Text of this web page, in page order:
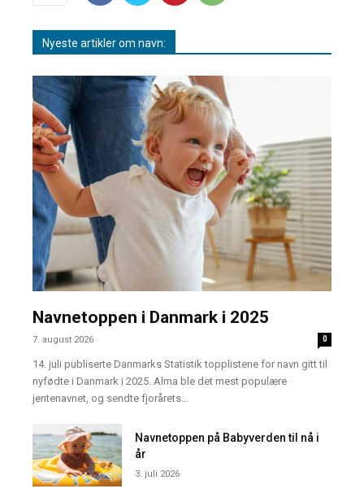
Nyeste artikler om navn:
Navnetoppen i Danmark i 2025
7. august 2026 0
14. juli publiserte Danmarks Statistik topplistene for navn gitt til
nyfødte i Danmark i 2025. Alma ble det mest populære
jentenavnet, og sendte fjorårets...
Navnetoppen på Babyverden til nå i
år
3. juli 2026